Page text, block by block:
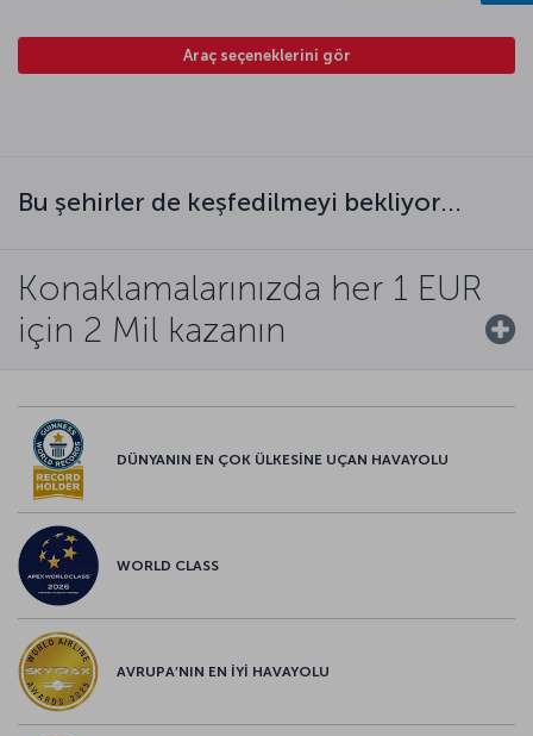
Araç seçeneklerini gör
Bu şehirler de keşfedilmeyi bekliyor...
Konaklamalarınızda her 1 EUR
için 2 Mil kazanın
DÜNYANIN EN ÇOK ÜLKESİNE UÇAN HAVAYOLU
WORLD CLASS
AVRUPA’NIN EN İYİ HAVAYOLU